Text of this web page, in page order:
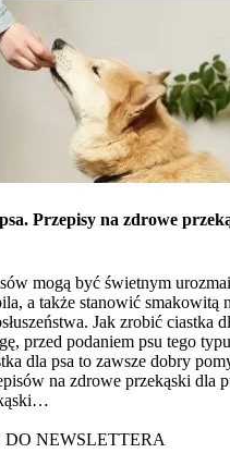
Przepisy na zdrowe
mogą być świetnym
a także stanowić smakowitą
Jak zrobić ciastka
przed podaniem psu tego
dla psa to zawsze dobry
na zdrowe przekąski dla
DO NEWSLETTERA